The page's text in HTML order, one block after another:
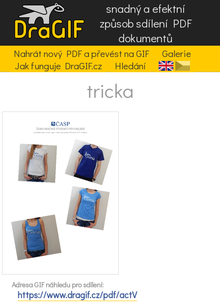
snadný a efektní
způsob sdílení PDF
dokumentů
Nahrát nový PDF a převést na GIF
Galerie
Jak funguje DraGIF.cz
Hledání
tricka
Adresa GIF náhledu pro sdílení:
https://www.dragif.cz/pdf/actV